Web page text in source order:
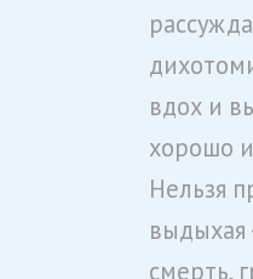
вдох и
хорошо
Нельзя
выдыхая
смерть,